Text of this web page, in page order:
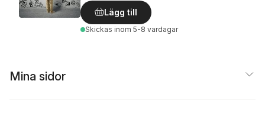
Lägg till
Skickas inom 5-8 vardagar
Mina sidor